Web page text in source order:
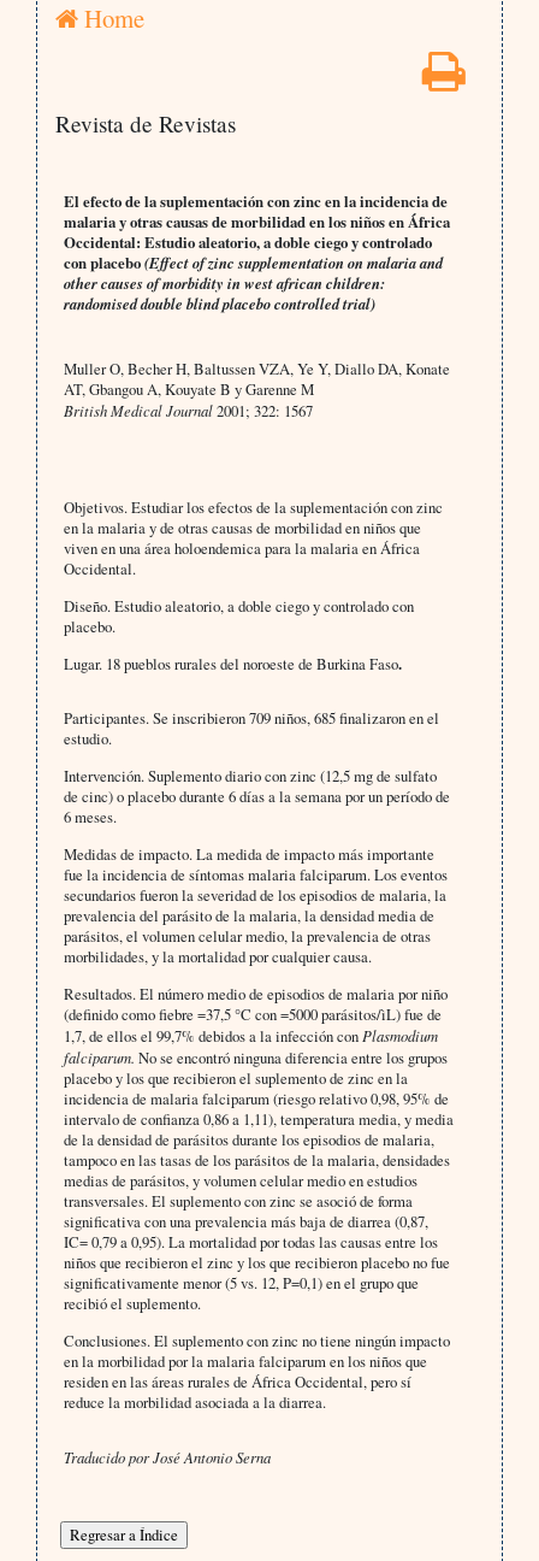
Home
Revista de Revistas
El efecto de la suplementación con zinc en la incidencia de
malaria y otras causas de morbilidad en los niños en África
Occidental: Estudio aleatorio, a doble ciego y controlado
con placebo(Effect of zinc supplementation on malaria and
other causes of morbidity in west african children:
randomised double blind placebo controlled trial)
Muller O, Becher H, Baltussen VZA, Ye Y, Diallo DA, Konate
AT, Gbangou A, Kouyate B y Garenne M
British Medical Journal2001; 322: 1567
Objetivos.Estudiar los efectos de la suplementación con zinc
en la malaria y de otras causas de morbilidad en niños que
viven en una área holoendemica para la malaria en África
Occidental.
Diseño.Estudio aleatorio, a doble ciego y controlado con
placebo.
Lugar. 18 pueblos rurales del noroeste de Burkina Faso.
Participantes.Se inscribieron 709 niños, 685 finalizaron en el
estudio.
Intervención. Suplemento diario con zinc (12,5 mg de sulfato
de cinc) o placebo durante 6 días a la semana por un período de
6 meses.
Medidas de impacto.La medida de impacto más importante
fue la incidencia de síntomas malaria falciparum. Los eventos
secundarios fueron la severidad de los episodios de malaria, la
prevalencia del parásito de la malaria, la densidad media de
parásitos, el volumen celular medio, la prevalencia de otras
morbilidades, y la mortalidad por cualquier causa.
Resultados. El número medio de episodios de malaria por niño
(definido como fiebre =37,5 °C con =5000 parásitos/ìL) fue de
1,7, de ellos el 99,7% debidos a la infección con Plasmodium
falciparum. No se encontró ninguna diferencia entre los grupos
placebo y los que recibieron el suplemento de zinc en la
incidencia de malaria falciparum (riesgo relativo 0,98, 95% de
intervalo de confianza 0,86 a 1,11), temperatura media, y media
de la densidad de parásitos durante los episodios de malaria,
tampoco en las tasas de los parásitos de la malaria, densidades
medias de parásitos, y volumen celular medio en estudios
transversales. El suplemento con zinc se asoció de forma
significativa con una prevalencia más baja de diarrea (0,87,
IC= 0,79 a 0,95). La mortalidad por todas las causas entre los
niños que recibieron el zinc y los que recibieron placebo no fue
significativamente menor (5 vs. 12, P=0,1) en el grupo que
recibió el suplemento.
Conclusiones. El suplemento con zinc no tiene ningún impacto
en la morbilidad por la malaria falciparum en los niños que
residen en las áreas rurales de África Occidental, pero sí
reduce la morbilidad asociada a la diarrea.
Traducido por José Antonio Serna